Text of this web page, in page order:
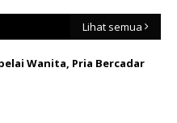
Lihat semua
Wanita, Pria Bercadar